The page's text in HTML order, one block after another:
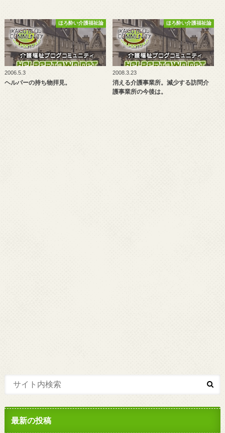
ほろ酔い介護福祉論
2006.5.3
ヘルパーの持ち物拝見。
ほろ酔い介護福祉論
2008.3.23
消える介護事業所。減少する訪問介
護事業所の今後は。
最新の投稿